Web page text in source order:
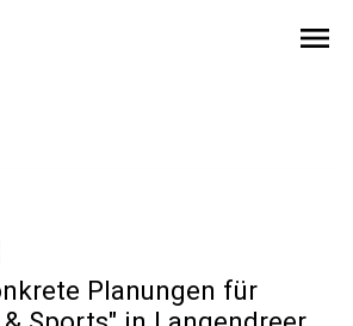
menu
Planungen für